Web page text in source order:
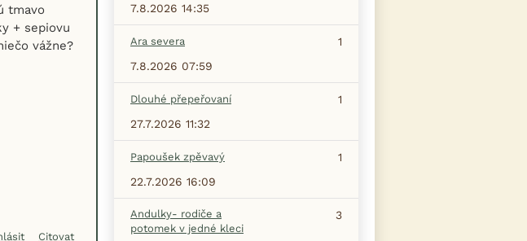
tmavo
+ sepiovu
vážne?
Citovat
7.8.2026 14:35
Ara severa
1
7.8.2026 07:59
Dlouhé přepeřovaní
1
27.7.2026 11:32
Papoušek zpěvavý
1
22.7.2026 16:09
Andulky- rodiče a
potomek v jedné kleci
3